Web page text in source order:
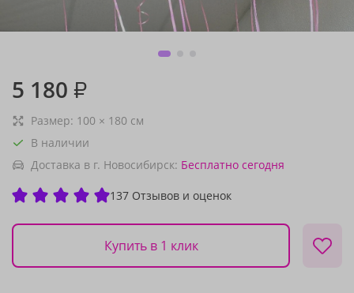
5 180 ₽
Размер: 100 × 180 см
В наличии
Доставка в г. Новосибирск: Бесплатно сегодня
137 Отзывов и оценок
Купить в 1 клик